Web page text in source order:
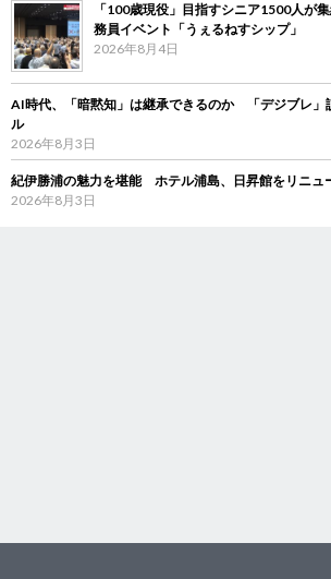
「100歳現役」目指すシニア1500人が
務員イベント「うぇるねすシップ」
2026年8月4日
AI時代、「暗黙知」は継承できるのか 「デジブレ」
ル
2026年8月3日
紀伊勝浦の魅力を堪能 ホテル浦島、日昇館をリニュ
2026年8月3日